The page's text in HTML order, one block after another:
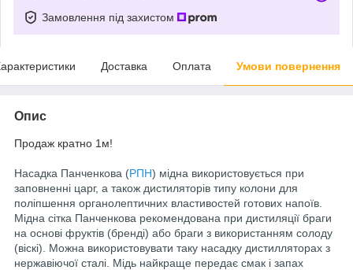
Замовлення під захистом
Доставка Оплата Умови повернення
Опис
Продаж кратно 1м!
Насадка Панченкова (РПН) мідна використовується при
заповненні царг, а також дистиляторів типу колони для
поліпшення органолептичних властивостей готових напоїв.
Мідна сітка Панченкова рекомендована при дистиляції браги
на основі фруктів (бренді) або браги з використанням солоду
(віскі). Можна використовувати таку насадку дистилляторах з
нержавіючої сталі. Мідь найкраще передає смак і запах